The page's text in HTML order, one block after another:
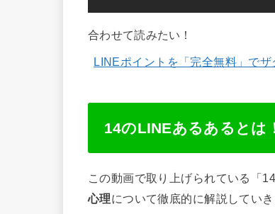
合わせて読みたい！
LINEポイントを「完全無料」でザ
14のLINEあるあるとは
この動画で取り上げられている「
心理について徹底的に解説していき